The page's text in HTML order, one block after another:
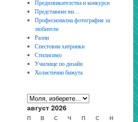
Предизвикателства и конкурси
Представяме ви…
Професионална фотография за
любители
Разни
Спестовни хитринки
Стилисимо
Училище по дизайн
Холистични бижута
август 2026
П В С Ч П С Н